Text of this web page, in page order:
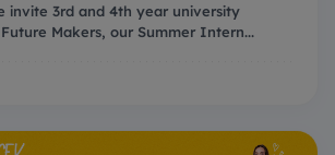
invite 3rd and 4th year university
Makers, our Summer Intern...